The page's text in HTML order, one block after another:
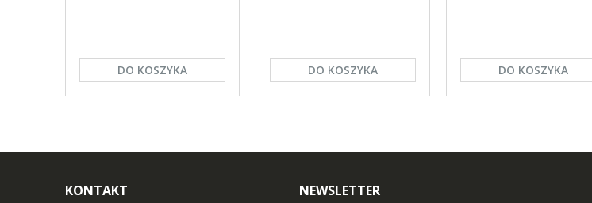
DO KOSZYKA DO KOSZYKA DO KOSZYKA
KONTAKT NEWSLETTER